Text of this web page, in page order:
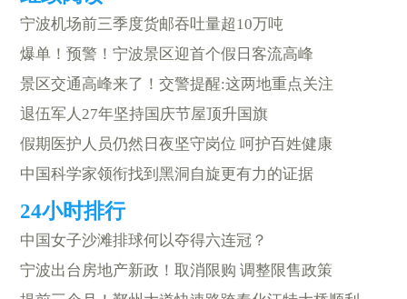
宁波机场前三季度货邮吞吐量超10万吨
爆单！预警！宁波景区迎首个假日客流高峰
景区交通高峰来了！交警提醒:这两地重点关注
退伍军人27年坚持国庆节屋顶升国旗
假期医护人员仍然日夜坚守岗位 呵护百姓健康
中国科学家领衔找到黑洞自旋更有力的证据
中国女子沙滩排球何以夺得六连冠？
宁波出台房地产新政！取消限购 调整限售政策